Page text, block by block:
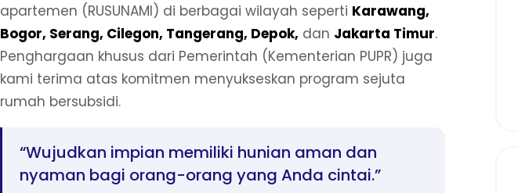
apartemen (RUSUNAMI) di berbagai wilayah seperti Karawang,
Bogor, Serang, Cilegon, Tangerang, Depok, dan Jakarta Timur.
Penghargaan khusus dari Pemerintah (Kementerian PUPR) juga
kami terima atas komitmen menyukseskan program sejuta
rumah bersubsidi.
“Wujudkan impian memiliki hunian aman dan
nyaman bagi orang-orang yang Anda cintai.”